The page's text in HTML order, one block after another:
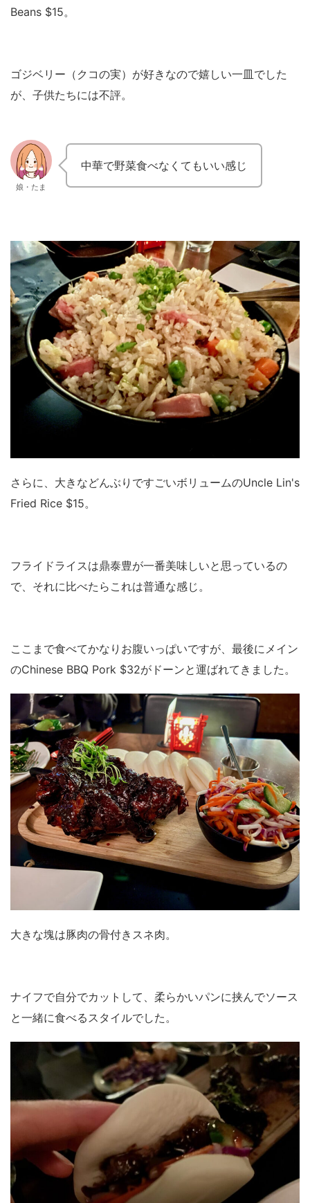
Beans $15。
ゴジベリー（クコの実）が好きなので嬉しい一皿でした
が、子供たちには不評。
娘・たま
中華で野菜食べなくてもいい感じ
さらに、大きなどんぶりですごいボリュームのUncle Lin's
Fried Rice $15。
フライドライスは鼎泰豊が一番美味しいと思っているの
で、それに比べたらこれは普通な感じ。
ここまで食べてかなりお腹いっぱいですが、最後にメイン
のChinese BBQ Pork $32がドーンと運ばれてきました。
大きな塊は豚肉の骨付きスネ肉。
ナイフで自分でカットして、柔らかいパンに挟んでソース
と一緒に食べるスタイルでした。